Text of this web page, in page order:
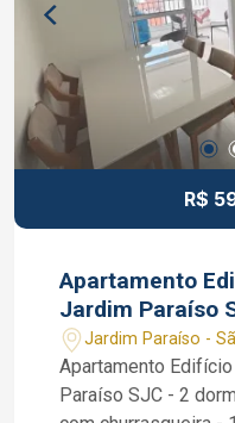
de CRECI 135.799
Nextel (12) 98137-
R$
Apartamento
Jardim Paraíso
dormitórios 1
Jardim Paraíso -
Apartamento
Paraíso SJC - 2 dormitórios - 1 suíte - Sacada